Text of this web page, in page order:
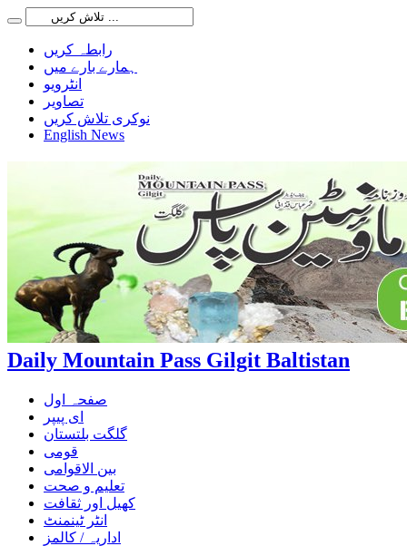
رابطہ کریں
ہمارے بارے میں
انٹرویو
تصاویر
نوکری تلاش کریں
English News
Daily Mountain Pass Gilgit Baltistan
صفحہ اول
ای پیپر
گلگت بلتستان
قومی
بین الاقوامی
تعلیم و صحت
کھیل اور ثقافت
انٹر ٹینمنٹ
اداریہ / کالمز